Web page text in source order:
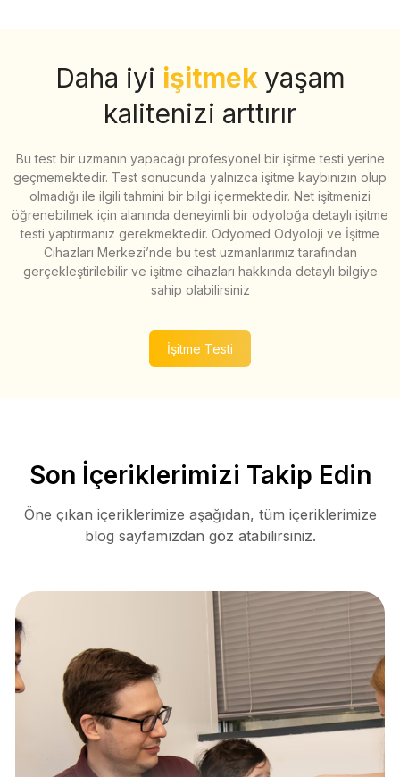
Daha iyi işitmek yaşam
kalitenizi arttırır
Bu test bir uzmanın yapacağı profesyonel bir işitme testi yerine
geçmemektedir. Test sonucunda yalnızca işitme kaybınızın olup
olmadığı ile ilgili tahmini bir bilgi içermektedir. Net işitmenizi
öğrenebilmek için alanında deneyimli bir odyoloğa detaylı işitme
testi yaptırmanız gerekmektedir. Odyomed Odyoloji ve İşitme
Cihazları Merkezi’nde bu test uzmanlarımız tarafından
gerçekleştirilebilir ve işitme cihazları hakkında detaylı bilgiye
sahip olabilirsiniz
İşitme Testi
Son İçeriklerimizi Takip Edin
Öne çıkan içeriklerimize aşağıdan, tüm içeriklerimize
blog sayfamızdan göz atabilirsiniz.